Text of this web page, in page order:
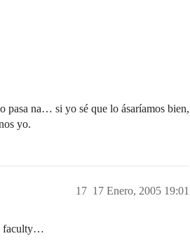
na… si yo sé que lo ásaríamos bien,
yo.
17 Enero, 2005 19:01
17
faculty…